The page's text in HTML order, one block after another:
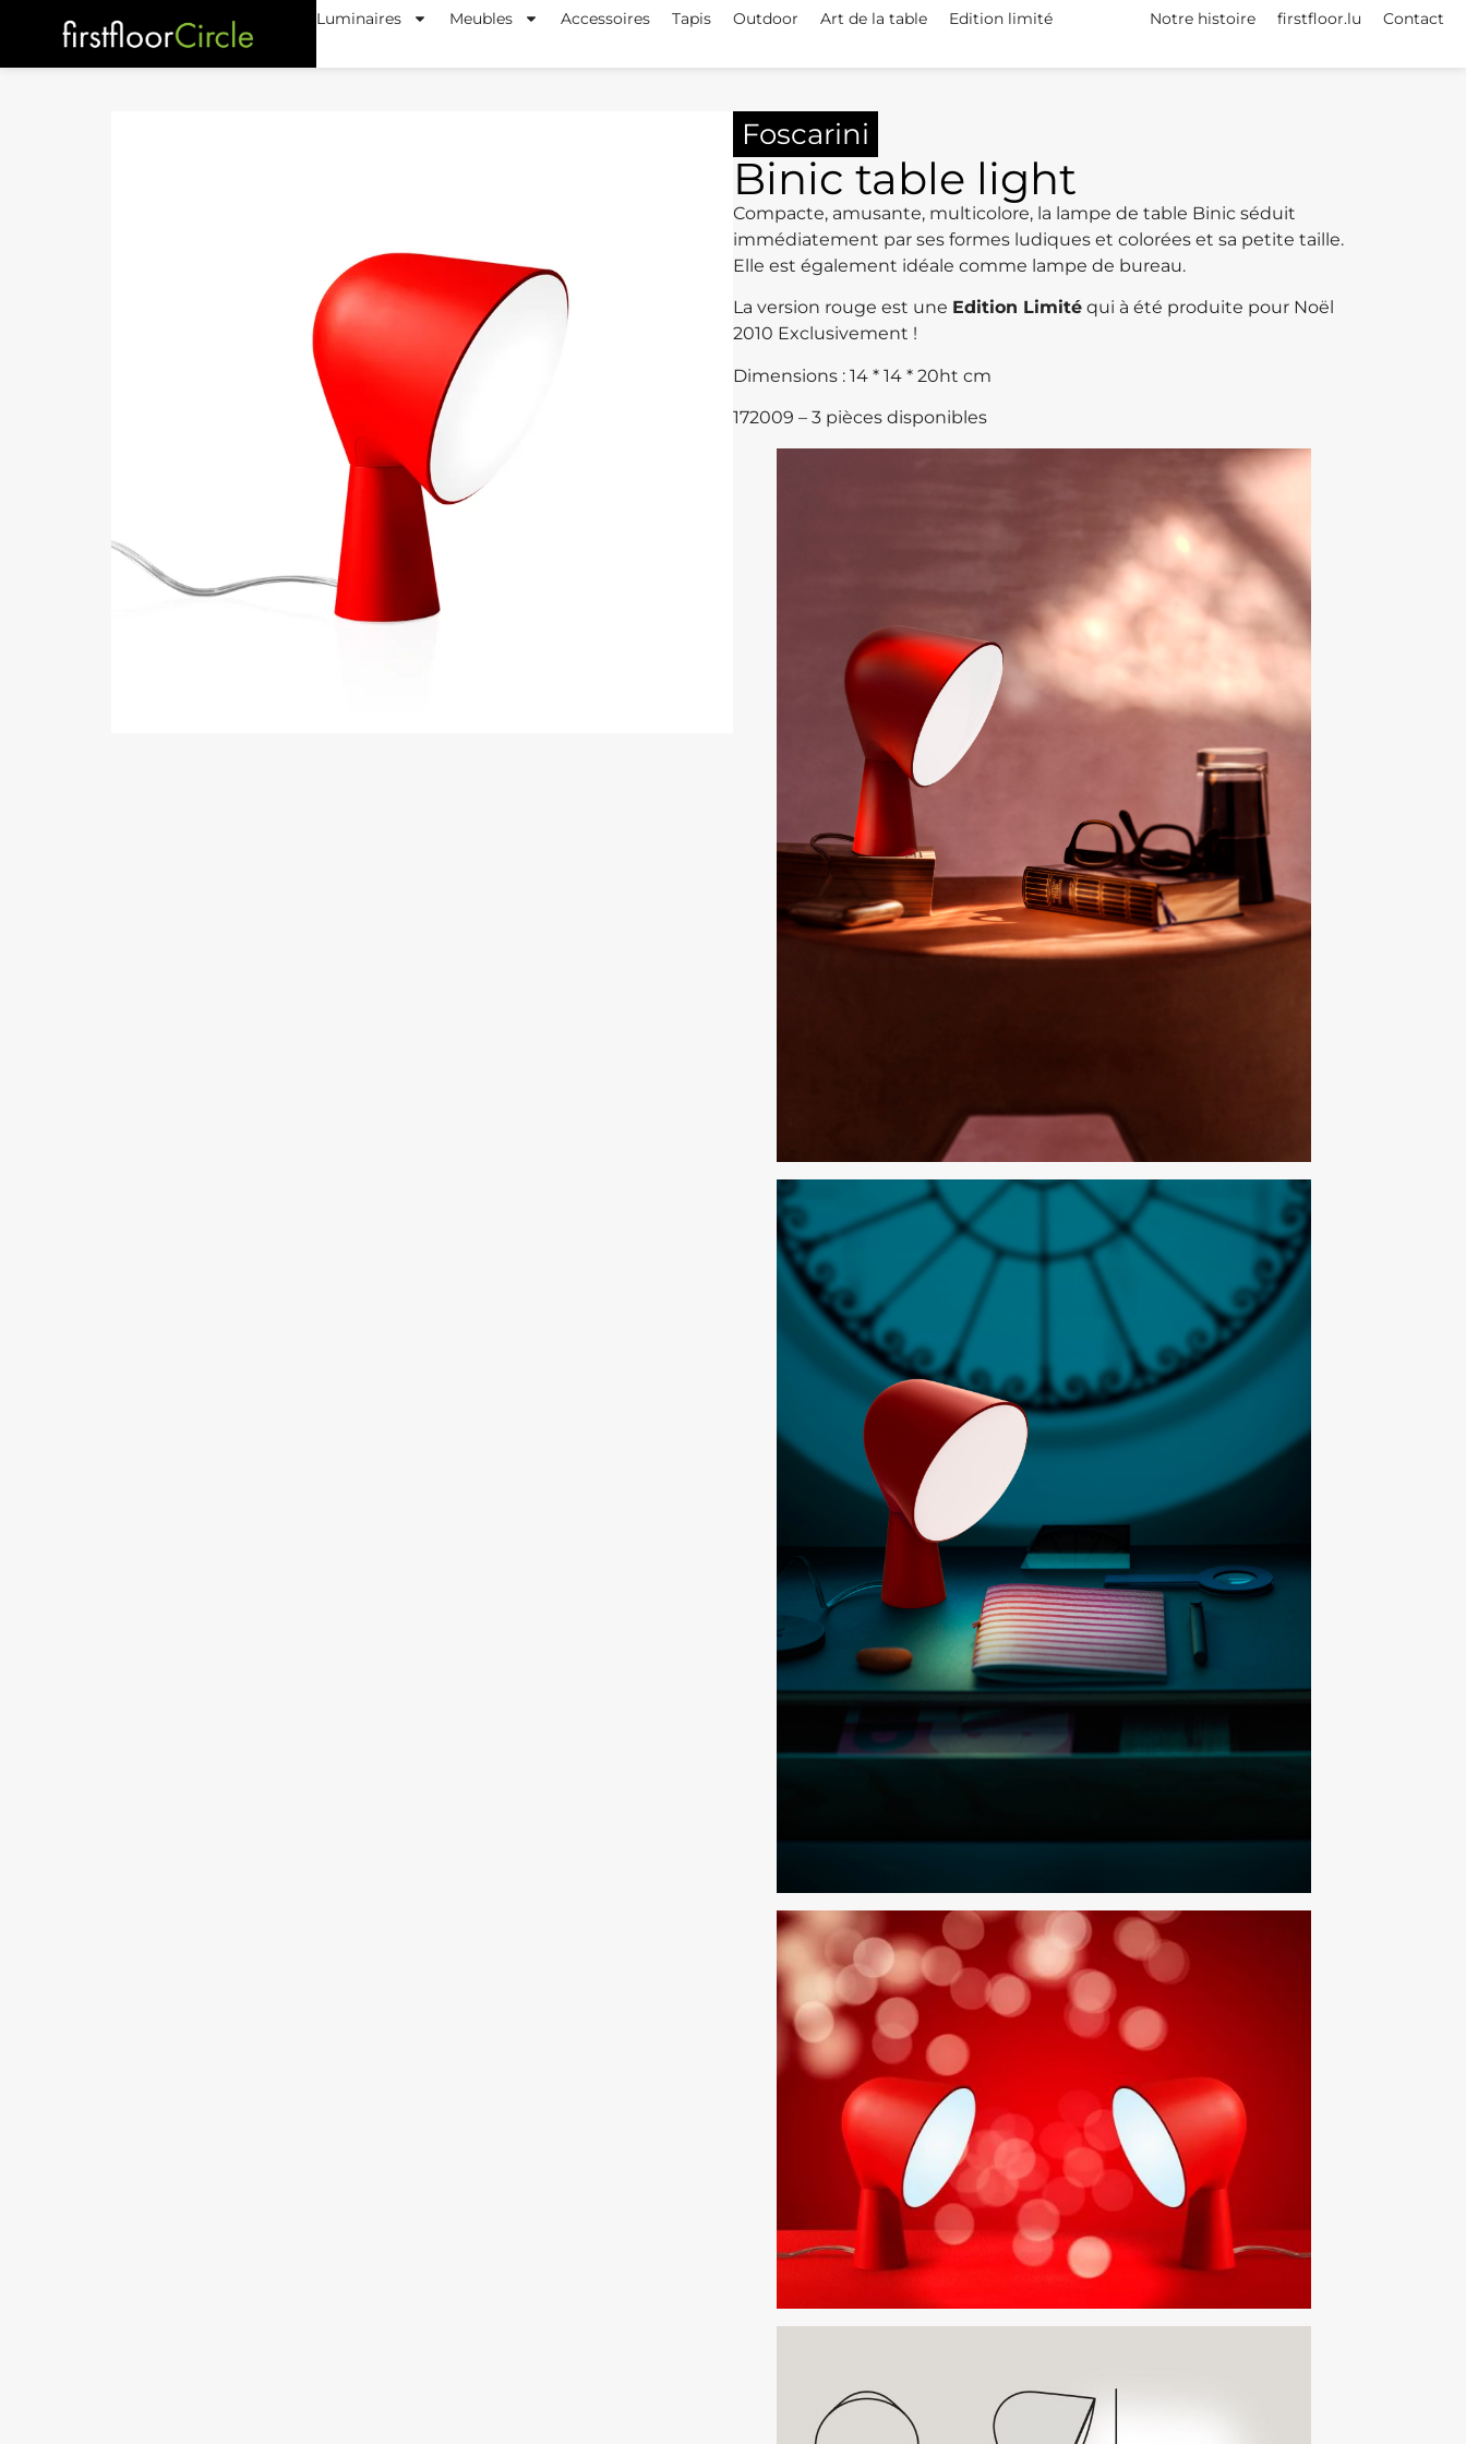
Luminaires Meubles Accessoires Tapis Outdoor Art de la table Edition limité Notre histoire firstfloor.lu Contact
Foscarini
Binic table light
Compacte, amusante, multicolore, la lampe de table Binic séduit
immédiatement par ses formes ludiques et colorées et sa petite taille.
Elle est également idéale comme lampe de bureau.
La version rouge est une Edition Limité qui à été produite pour Noël
2010 Exclusivement !
Dimensions : 14 * 14 * 20ht cm
172009 – 3 pièces disponibles